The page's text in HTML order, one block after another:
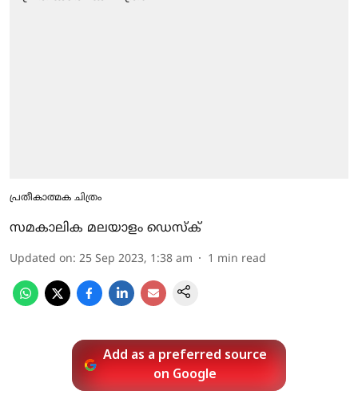
പ്രതീകാത്മക ചിത്രം
സമകാലിക മലയാളം ഡെസ്ക്
Updated on: 25 Sep 2023, 1:38 am 1 min read
Add as a preferred source
on Google